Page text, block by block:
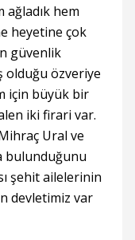
ağladık hem
heyetine çok
güvenlik
olduğu özveriye
için büyük bir
iki firari var.
Ural ve
bulunduğunu
şehit ailelerinin
devletimiz var